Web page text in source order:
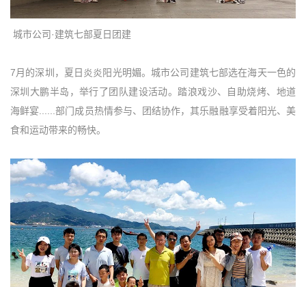
城市公司·建筑七部夏日团建
7月的深圳，夏日炎炎阳光明媚。城市公司建筑七部选在海天一色的
深圳大鹏半岛，举行了团队建设活动。踏浪戏沙、自助烧烤、地道
海鲜宴......部门成员热情参与、团结协作，其乐融融享受着阳光、美
食和运动带来的畅快。